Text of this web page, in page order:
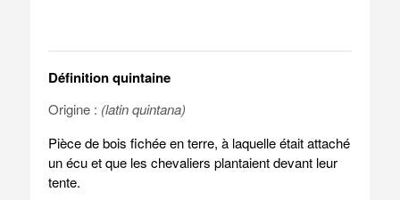
Définition quintaine
Origine : (latin quintana)
Pièce de bois fichée en terre, à laquelle était attaché
un écu et que les chevaliers plantaient devant leur
tente.